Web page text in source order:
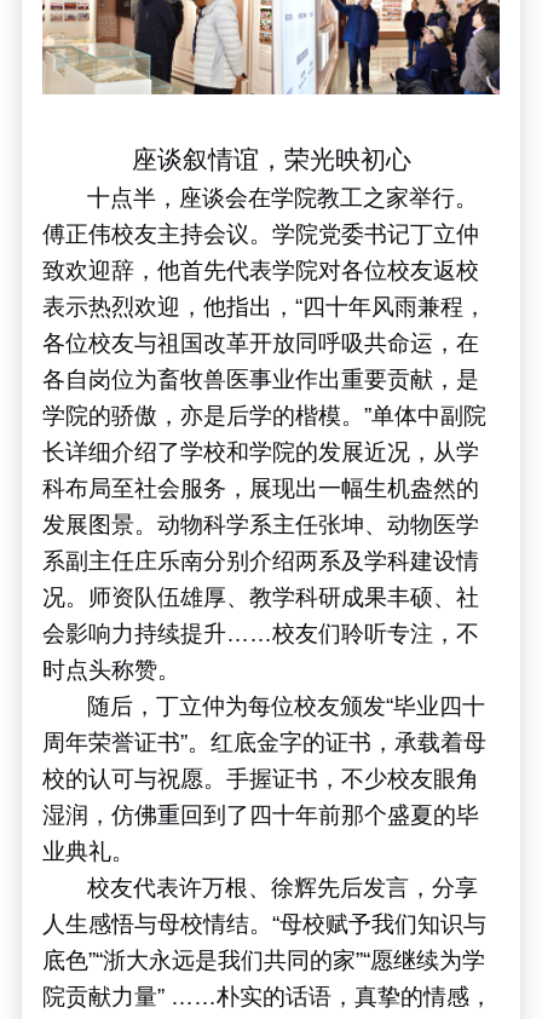
座谈叙情谊，荣光映初心
十点半，座谈会在学院教工之家举行。
傅正伟校友主持会议。学院党委书记丁立仲
致欢迎辞，他首先代表学院对各位校友返校
表示热烈欢迎，他指出， “四十年风雨兼程，
各位校友与祖国改革开放同呼吸共命运，在
各自岗位为畜牧兽医事业作出重要贡献，是
学院的骄傲，亦是后学的楷模。 ”单体中副院
长详细介绍了学校和学院的发展近况，从学
科布局至社会服务，展现出一幅生机盎然的
发展图景。动物科学系主任张坤、动物医学
系副主任庄乐南分别介绍两系及学科建设情
况。师资队伍雄厚、教学科研成果丰硕、社
会影响力持续提升……校友们聆听专注，不
时点头称赞。
随后，丁立仲为每位校友颁发“毕业四十
周年荣誉证书”。红底金字的证书，承载着母
校的认可与祝愿。手握证书，不少校友眼角
湿润，仿佛重回到了四十年前那个盛夏的毕
业典礼。
校友代表许万根、徐辉先后发言，分享
人生感悟与母校情结。 “母校赋予我们知识与
底色”“浙大永远是我们共同的家”“愿继续为学
院贡献力量” ……朴实的话语，真挚的情感，